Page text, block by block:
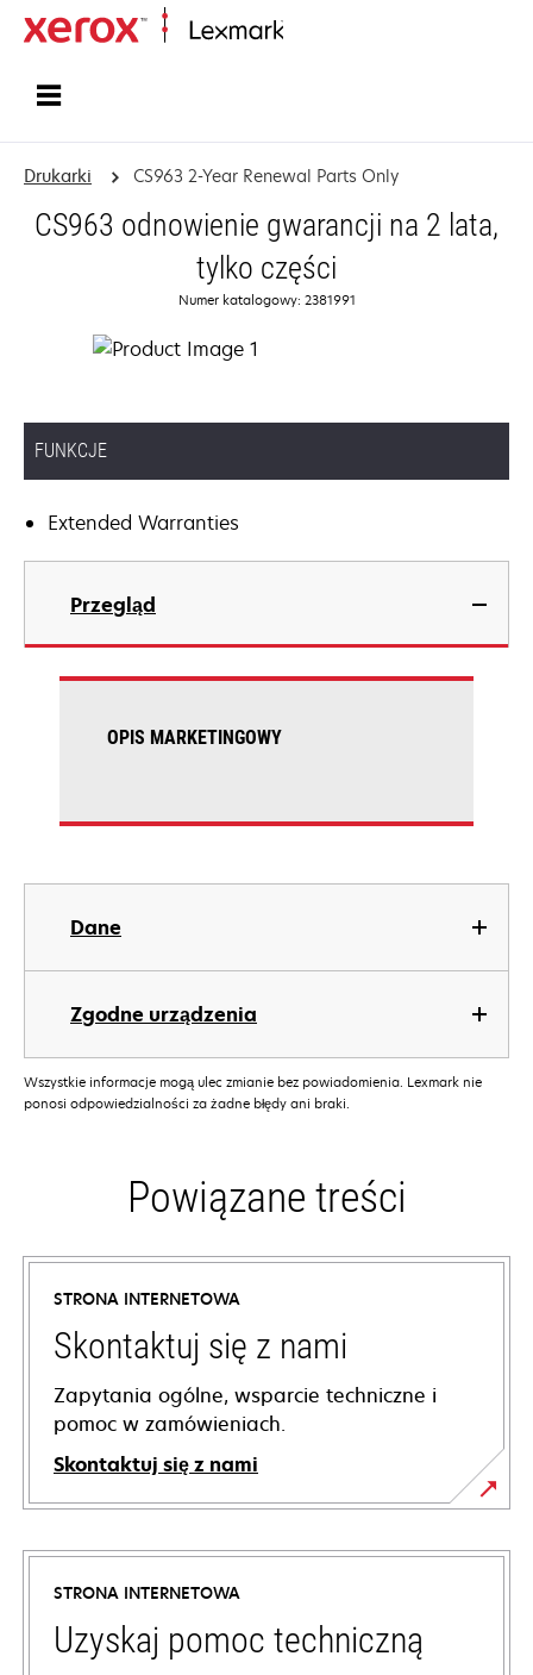
Drukarki CS963 2-Year Renewal Parts Only
CS963 odnowienie gwarancji na 2 lata,
tylko części
Numer katalogowy: 2381991
FUNKCJE
Extended Warranties
Przegląd
Dane
Zgodne urządzenia
OPIS MARKETINGOWY
Wszystkie informacje mogą ulec zmianie bez powiadomienia. Lexmark nie
ponosi odpowiedzialności za żadne błędy ani braki.
Powiązane treści
STRONA INTERNETOWA
Skontaktuj się z nami
Zapytania ogólne, wsparcie techniczne i
pomoc w zamówieniach.
Skontaktuj się z nami
STRONA INTERNETOWA
Uzyskaj pomoc techniczną